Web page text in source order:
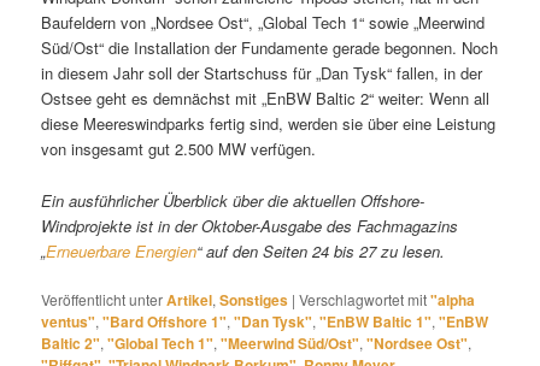
Baufeldern von „Nordsee Ost“, „Global Tech 1“ sowie „Meerwind
Süd/Ost“ die Installation der Fundamente gerade begonnen. Noch
in diesem Jahr soll der Startschuss für „Dan Tysk“ fallen, in der
Ostsee geht es demnächst mit „EnBW Baltic 2“ weiter: Wenn all
diese Meereswindparks fertig sind, werden sie über eine Leistung
von insgesamt gut 2.500 MW verfügen.
Ein ausführlicher Überblick über die aktuellen Offshore-
Windprojekte ist in der Oktober-Ausgabe des Fachmagazins
„Erneuerbare Energien“ auf den Seiten 24 bis 27 zu lesen.
Veröffentlicht unterArtikel,Sonstiges |Verschlagwortet mit"alpha
ventus","Bard Offshore 1","Dan Tysk","EnBW Baltic 1","EnBW
Baltic 2","Global Tech 1","Meerwind Süd/Ost","Nordsee Ost",